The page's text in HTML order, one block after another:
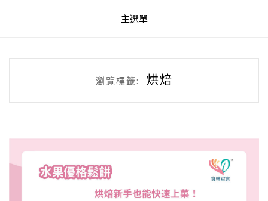
主選單
瀏覽標籤: 烘焙